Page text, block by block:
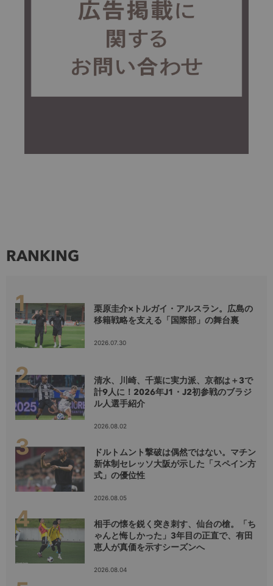
RANKING
栗原圭介×トルガイ・アルスラン。広島の
移籍戦略を支える「国際部」の舞台裏
2026.07.30
清水、川崎、千葉に実力派、京都は＋3で
計9人に！2026年J1・J2初参戦のブラジ
ル人選手紹介
2026.08.02
ドルトムント撃破は偶然ではない。マチン
新体制セレッソ大阪が示した「スペイン方
式」の優位性
2026.08.05
相手の懐を鋭く突き刺す、仙台の槍。「ち
ゃんと悔しかった」3年目の正直で、有田
恵人が真価を示すシーズンへ
2026.08.04